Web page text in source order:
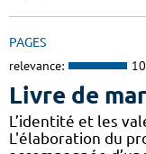
PAGES
relevance:
Livre de
L’identité et les
L'élaboration du